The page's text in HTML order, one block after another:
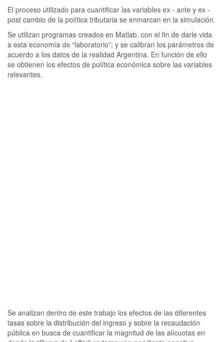
El proceso utilizado para cuantificar las variables ex - ante y ex -
post cambio de la política tributaria se enmarcan en la simulación.
Se utilizan programas creados en Matlab, con el fin de darle vida
a esta economía de “laboratorio”; y se calibran los parámetros de
acuerdo a los datos de la realidad Argentina. En función de ello
se obtienen los efectos de política económica sobre las variables
relevantes.
Se analizan dentro de este trabajo los efectos de las diferentes
tasas sobre la distribución del ingreso y sobre la recaudación
pública en busca de cuantificar la magnitud de las alícuotas en